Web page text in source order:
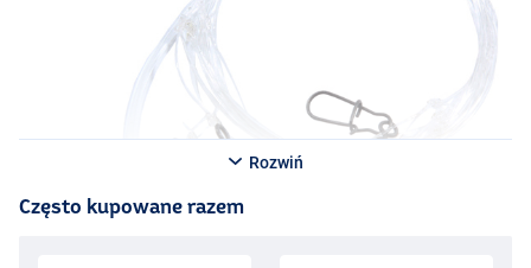
Rozwiń
Często kupowane razem